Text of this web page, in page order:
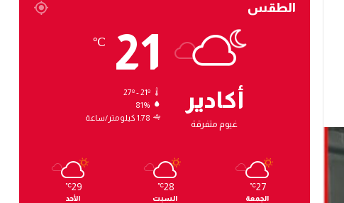
الطقس
أكادير
غيوم متفرقة
21
℃
27º - 21º
81%
1.78 كيلومتر/ساعة
27
℃
الجمعة
28
℃
السبت
29
℃
الأحد